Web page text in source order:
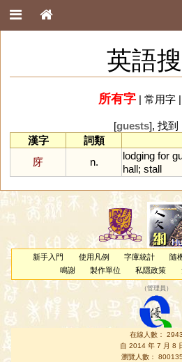
英語
所有字| 常用字|
[guests], 找到
漢字
詞類
庌
n.
lodging for
hall; stall
新手入門 使用凡例 字庫統計 隨
鳴謝
製作單位 私隱政策
（管理員 ）
在線人數： 2943
自 2014 年 7 月 8
瀏覽人數：